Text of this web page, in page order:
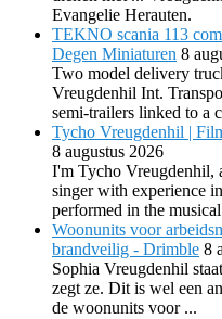
Evangelie Herauten.
TEKNO scania 113
Degen Miniaturen 8
Two model delivery
Vreugdenhil Int.
semi-trailers linked to a
Tycho Vreugdenhil |
8 augustus 2026
I'm Tycho Vreugdenhil,
singer with experience
performed in the
Woonunits voor
brandveilig - Drimble 8
Sophia Vreugdenhil
zegt ze. Dit is wel een
de woonunits voor ...